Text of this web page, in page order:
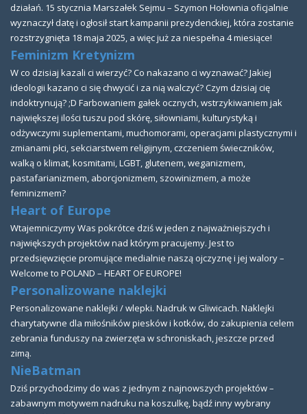
działań. 15 stycznia Marszałek Sejmu – Szymon Hołownia oficjalnie
wyznaczył datę i ogłosił start kampanii prezydenckiej, która zostanie
rozstrzygnięta 18 maja 2025, a więc już za niespełna 4 miesiące!
Feminizm Kretynizm
W co dzisiaj kazali ci wierzyć? Co nakazano ci wyznawać? Jakiej
ideologii kazano ci się chwycić i za nią walczyć? Czym dzisiaj cię
indoktrynują? ;D Farbowaniem gałek ocznych, wstrzykiwaniem jak
największej ilości tuszu pod skórę, siłowniami, kulturystyką i
odżywczymi suplementami, muchomorami, operacjami plastycznymi i
zmianami płci, sekciarstwem religijnym, czczeniem świeczników,
walką o klimat, kosmitami, LGBT, glutenem, weganizmem,
pastafarianizmem, aborcjonizmem, szowinizmem, a może
feminizmem?
Heart of Europe
Wtajemniczymy Was pokrótce dziś w jeden z najważniejszych i
największych projektów nad którym pracujemy. Jest to
przedsięwzięcie promujące medialnie naszą ojczyznę i jej walory –
Welcome to POLAND – HEART OF EUROPE!
Personalizowane naklejki
Personalizowane naklejki / wlepki. Nadruk w Gliwicach. Naklejki
charytatywne dla miłośników piesków i kotków, do zakupienia celem
zebrania funduszy na zwierzęta w schroniskach, jeszcze przed
zimą.
NieBatman
Dziś przychodzimy do was z jednym z najnowszych projektów –
zabawnym motywem nadruku na koszulkę, bądź inny wybrany